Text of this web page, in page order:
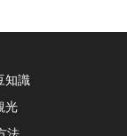
知識
光